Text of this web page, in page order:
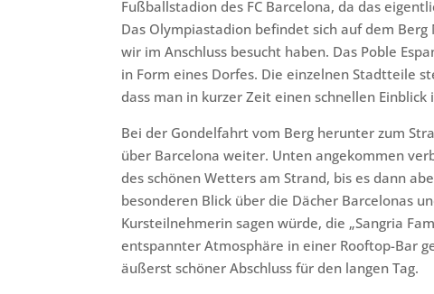
Fußballstadion des FC Barcelona, da das
Das Olympiastadion befindet sich auf dem
wir im Anschluss besucht haben. Das Poble
in Form eines Dorfes. Die einzelnen Stadtteile
dass man in kurzer Zeit einen schnellen
Bei der Gondelfahrt vom Berg herunter zum
über Barcelona weiter. Unten angekommen
des schönen Wetters am Strand, bis es dann
besonderen Blick über die Dächer Barcelonas
Kursteilnehmerin sagen würde, die „Sangria
entspannter Atmosphäre in einer Rooftop-Bar
äußerst schöner Abschluss für den langen Tag.